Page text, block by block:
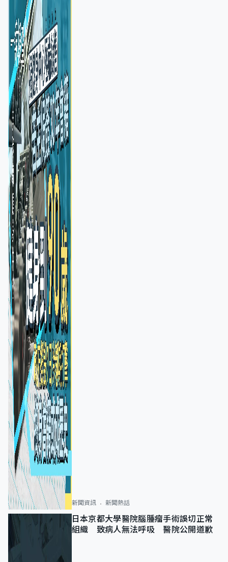
新聞資訊 新聞熱話
日本京都大學醫院腦腫瘤手術誤切正常
組織 致病人無法呼吸 醫院公開道歉